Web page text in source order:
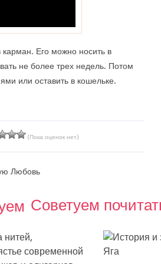
карман. Его можно носить в
не более трех недель. Потом
или оставить в кошельке.
(Пока оценок нет)
Любовь
Советуем